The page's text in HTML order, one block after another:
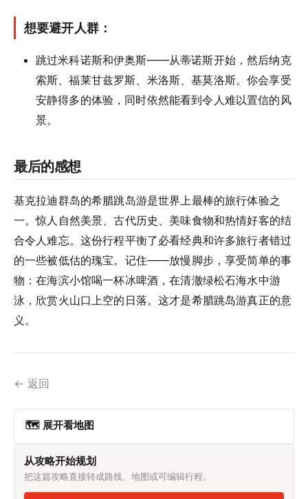
想要避开人群：
跳过米科诺斯和伊奥斯——从蒂诺斯开始，然后纳克
索斯、福莱甘兹罗斯、米洛斯、基莫洛斯。你会享受
安静得多的体验，同时依然能看到令人难以置信的风
景。
最后的感想
基克拉迪群岛的希腊跳岛游是世界上最棒的旅行体验之
一。惊人自然美景、古代历史、美味食物和热情好客的结
合令人难忘。这份行程平衡了必看经典和许多旅行者错过
的一些被低估的瑰宝。记住——放慢脚步，享受简单的事
物：在海滨小馆喝一杯冰啤酒，在清澈绿松石海水中游
泳，欣赏火山口上空的日落。这才是希腊跳岛游真正的意
义。
← 返回
🗺 展开看地图
从攻略开始规划
把这篇攻略直接转成路线、地图或可编辑行程。